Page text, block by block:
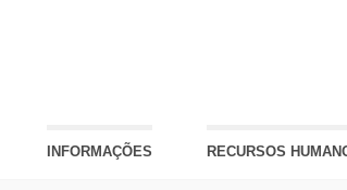
INFORMAÇÕES RECURSOS